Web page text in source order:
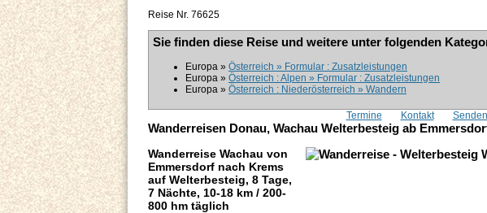
Reise Nr. 76625
Sie finden diese Reise und weitere unter folgenden
Europa » Österreich » Formular : Zusatzleistungen
Europa » Österreich : Alpen » Formular : Zusatzleistungen
Europa » Österreich : Niederösterreich » Wandern
Termine Kontakt Senden
Wanderreisen Donau, Wachau Welterbesteig ab
Wanderreise Wachau von
Emmersdorf nach Krems
auf Welterbesteig, 8 Tage,
7 Nächte, 10-18 km / 200-
800 hm täglich